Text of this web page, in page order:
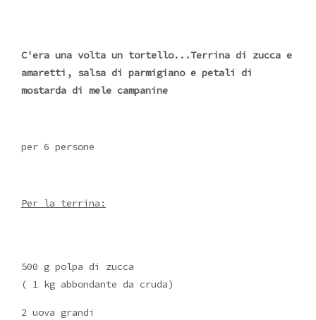
C'era una volta un tortello...Terrina di zucca e
amaretti, salsa di parmigiano e petali di
mostarda di mele campanine
per 6 persone
Per la terrina:
500 g polpa di zucca
( 1 kg abbondante da cruda)
2 uova grandi